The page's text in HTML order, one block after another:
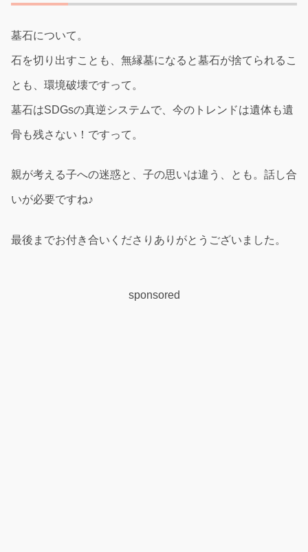
墓石について。
石を切り出すことも、無縁墓になると墓石が捨てられるこ
とも、環境破壊ですって。
墓石はSDGsの真逆システムで、今のトレンドは遺体も遺
骨も残さない！ですって。
親が考える子への迷惑と、子の思いは違う、とも。話し合
いが必要ですね♪
最後までお付き合いくださりありがとうございました。
sponsored